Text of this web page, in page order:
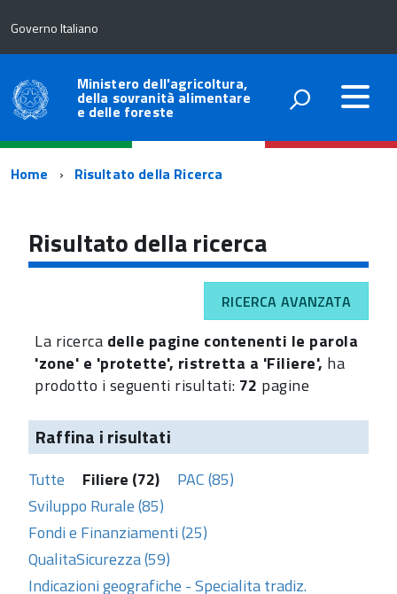
Governo Italiano
Ministero dell'agricoltura,
della sovranità alimentare
e delle foreste
Percorso
navigazione
Home Risultato della Ricerca
Risultato della ricerca
RICERCA AVANZATA
La ricerca delle pagine contenenti le parola
'zone' e 'protette', ristretta a 'Filiere', ha
prodotto i seguenti risultati: 72 pagine
Raffina i risultati
Tutte Filiere (72)
PAC (85)
Sviluppo Rurale (85)
Fondi e Finanziamenti (25)
QualitaSicurezza (59)
Indicazioni geografiche - Specialita tradiz.